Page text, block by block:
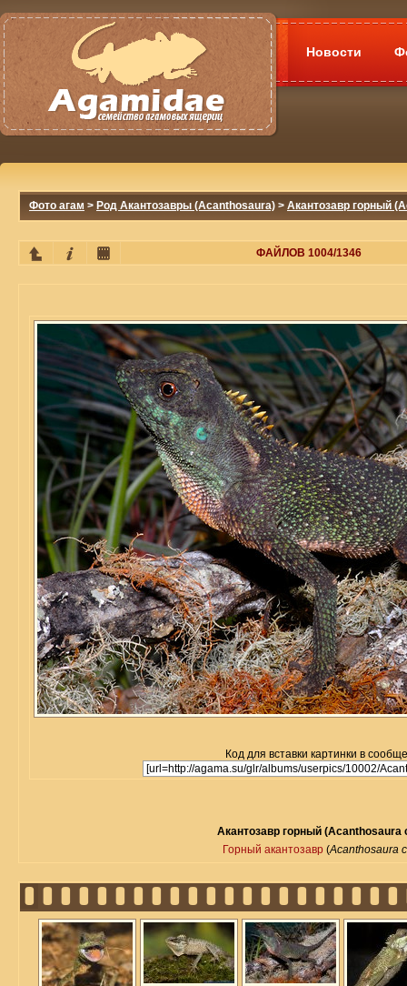
Новости
Фото агам > Род Акантозавры (Acanthosaura) > Акантозавр горный
ФАЙЛОВ 1004/1346
Код для вставки картинки в
Акантозавр горный (Acanthosaura
Горный акантозавр (Acanthosaura